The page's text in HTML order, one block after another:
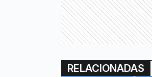
RELACIONADAS